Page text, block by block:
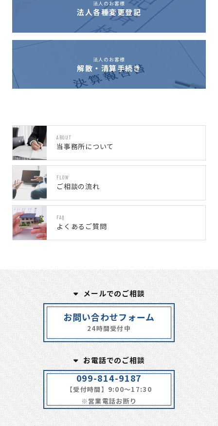
法人のお客様
法人各種変更登記
法人のお客様
解散・清算手続き
ABOUT
当事務所について
FLOW
ご相談の流れ
FAQ
よくあるご質問
メールでのご相談
お問い合わせフォーム
24時間受付中
お電話でのご相談
099-814-9187
【受付時間】9:00～17:30
※営業電話お断り